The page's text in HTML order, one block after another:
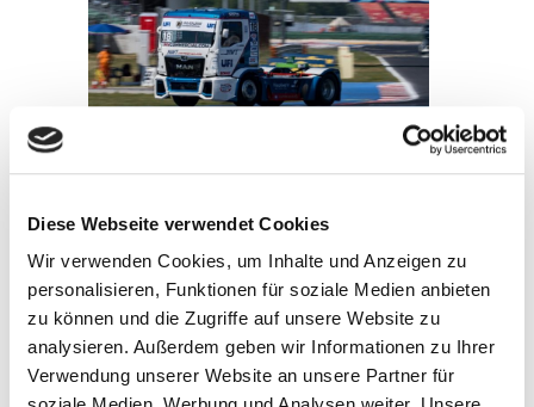
Diese Webseite verwendet Cookies
Wir verwenden Cookies, um Inhalte und Anzeigen zu
personalisieren, Funktionen für soziale Medien anbieten
zu können und die Zugriffe auf unsere Website zu
analysieren. Außerdem geben wir Informationen zu Ihrer
Verwendung unserer Website an unsere Partner für
UFI verlängert die Partnerschaft mit John
Newell für die Goodyear FIA European
22. Juni 2026